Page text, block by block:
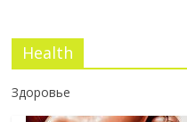
Health
Здоровье